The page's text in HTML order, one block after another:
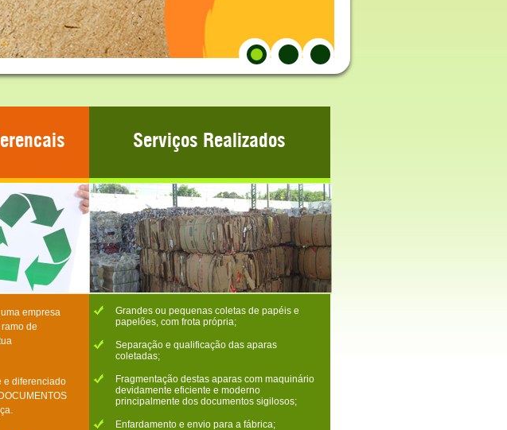
empresa
de
e diferenciado
Serviços Realizados
Grandes ou pequenas coletas de papéis e
papelões, com frota própria;
Separação e qualificação das aparas
coletadas;
Fragmentação destas aparas com maquinário
devidamente eficiente e moderno
principalmente dos documentos sigilosos;
Enfardamento e envio para a fábrica;